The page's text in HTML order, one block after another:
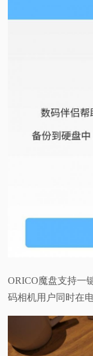
ORICO魔盘支持一
码相机用户同时在